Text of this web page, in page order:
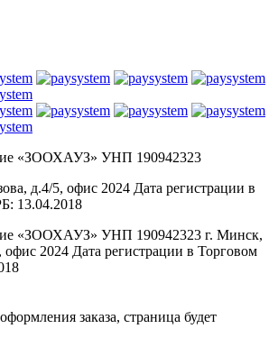
«ЗООХАУЗ» УНП 190942323
д.4/5, офис 2024 Дата регистрации в
13.04.2018
«ЗООХАУЗ» УНП 190942323 г. Минск,
2024 Дата регистрации в Торговом
заказа, страница будет